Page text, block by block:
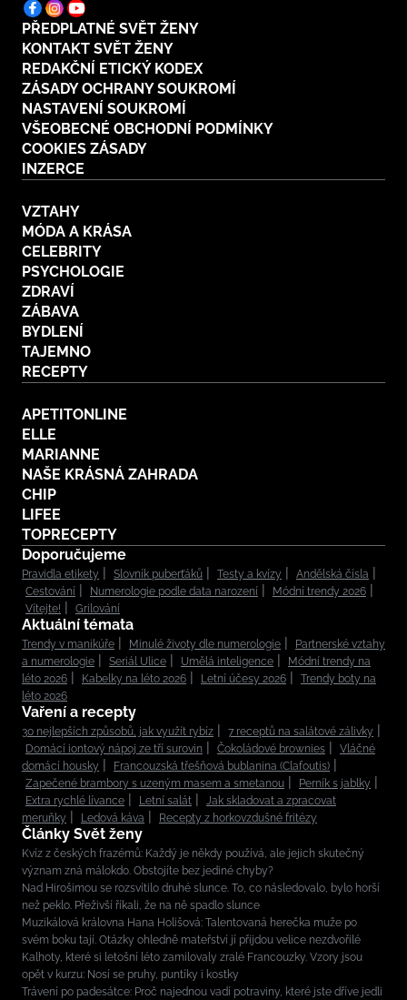
PŘEDPLATNÉ SVĚT ŽENY
KONTAKT SVĚT ŽENY
REDAKČNÍ ETICKÝ KODEX
ZÁSADY OCHRANY SOUKROMÍ
NASTAVENÍ SOUKROMÍ
VŠEOBECNÉ OBCHODNÍ PODMÍNKY
COOKIES ZÁSADY
INZERCE
VZTAHY
MÓDA A KRÁSA
CELEBRITY
PSYCHOLOGIE
ZDRAVÍ
ZÁBAVA
BYDLENÍ
TAJEMNO
RECEPTY
APETITONLINE
ELLE
MARIANNE
NAŠE KRÁSNÁ ZAHRADA
CHIP
LIFEE
TOPRECEPTY
Doporučujeme
Pravidla etikety Slovník puberťáků Testy a kvízy
Andělská čísla
Cestování
Numerologie podle data narození
Módní trendy 2026
Vítejte!
Grilování
Aktuální témata
Trendy v manikúře Minulé životy dle numerologie
Partnerské vztahy
a numerologie
Seriál Ulice Umělá inteligence
Módní trendy na
léto 2026
Kabelky na léto 2026 Letní účesy 2026
Trendy boty na
léto 2026
Vaření a recepty
30 nejlepších způsobů, jak využít rybíz
7 receptů na salátové zálivky
Domácí iontový nápoj ze tří surovin
Čokoládové brownies
Vláčné
domácí housky
Francouzská třešňová bublanina (Clafoutis)
Zapečené brambory s uzeným masem a smetanou
Perník s jablky
Extra rychlé lívance
Letní salát
Jak skladovat a zpracovat
meruňky
Ledová káva Recepty z horkovzdušné fritézy
Články Svět ženy
Kvíz z českých frazémů: Každý je někdy používá, ale jejich skutečný
význam zná málokdo. Obstojíte bez jediné chyby?
Nad Hirošimou se rozsvítilo druhé slunce. To, co následovalo, bylo horší
než peklo. Přeživší říkali, že na ně spadlo slunce
Muzikálová královna Hana Holišová: Talentovaná herečka muže po
svém boku tají. Otázky ohledně mateřství jí přijdou velice nezdvořilé
Kalhoty, které si letošní léto zamilovaly zralé Francouzky. Vzory jsou
opět v kurzu: Nosí se pruhy, puntíky i kostky
Trávení po padesátce: Proč najednou vadí potraviny, které jste dříve jedli